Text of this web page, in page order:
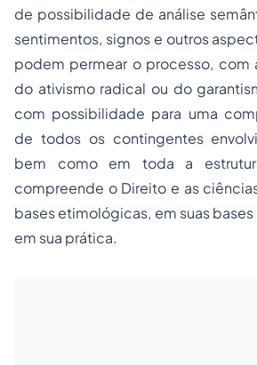
de possibilidade de análise
sentimentos, signos e outros
podem permear o processo, com
do ativismo radical ou do
com possibilidade para uma
de todos os contingentes
bem como em toda a
compreende o Direito e as
bases etimológicas, em suas
em sua prática.